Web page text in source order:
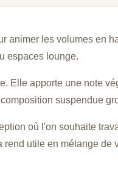
animer les volumes en
espaces lounge.
Elle apporte une note
suspendue
où l'on souhaite
utile en mélange de